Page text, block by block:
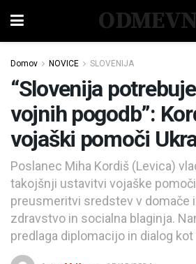
Domov NOVICE SLOVENIJA
“Slovenija
vojnih pogodb”:
vojaški pomoči
Poslanec Miha Kordiš (Levica)
takojšnji ustavitvi vojaške
preusmeritvi sredstev v domače
zdravstvo in socialna blaginja.
predlaga diplomacijo in dialog